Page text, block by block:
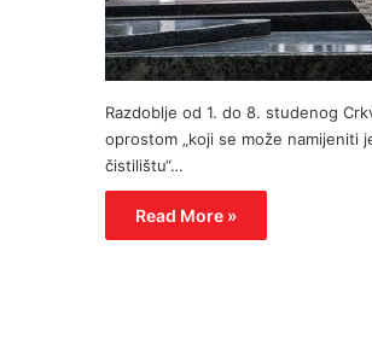
Razdoblje od 1. do 8. studenog
oprostom „koji se može namijeniti
čistilištu“…
Read More »